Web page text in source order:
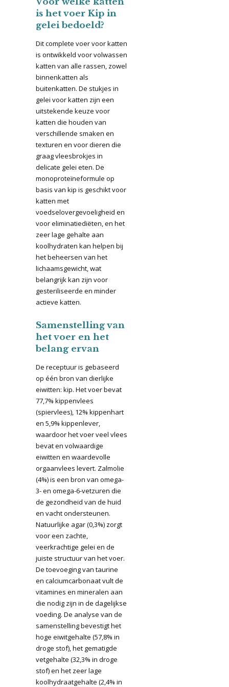
is het voer Kip in
gelei bedoeld?
Dit complete voer voor katten
is ontwikkeld voor volwassen
katten van alle rassen, zowel
binnenkatten als
buitenkatten. De stukjes in
gelei voor katten zijn een
uitstekende keuze voor
katten die houden van
verschillende smaken en
texturen en voor dieren die
graag vleesbrokjes in
delicate gelei eten. De
monoproteïneformule op
basis van kip is geschikt voor
katten met
voedselovergevoeligheid en
voor eliminatiediëten, en het
zeer lage gehalte aan
koolhydraten kan helpen bij
het beheersen van het
lichaamsgewicht, wat
belangrijk kan zijn voor
gesteriliseerde en minder
actieve katten.
Samenstelling van
het voer en het
belang ervan
De receptuur is gebaseerd
op één bron van dierlijke
eiwitten: kip. Het voer bevat
77,7% kippenvlees
(spiervlees), 12% kippenhart
en 5,9% kippenlever,
waardoor het voer veel vlees
bevat en volwaardige
eiwitten en waardevolle
orgaanvlees levert. Zalmolie
(4%) is een bron van omega-
3- en omega-6-vetzuren die
de gezondheid van de huid
en vacht ondersteunen.
Natuurlijke agar (0,3%) zorgt
voor een zachte,
veerkrachtige gelei en de
juiste structuur van het voer.
De toevoeging van taurine
en calciumcarbonaat vult de
vitamines en mineralen aan
die nodig zijn in de dagelijkse
voeding. De analyse van de
samenstelling bevestigt het
hoge eiwitgehalte (57,8% in
droge stof), het gematigde
vetgehalte (32,3% in droge
stof) en het zeer lage
koolhydraatgehalte (2,4% in